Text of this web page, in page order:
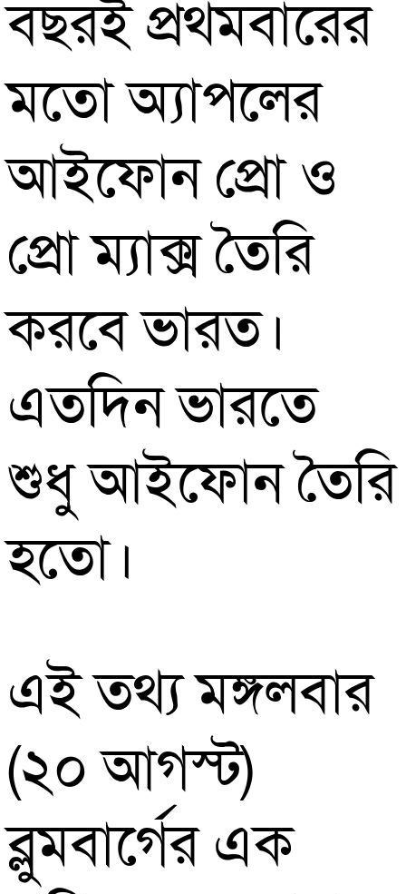
ম্যাক্স
বছরই প্রথমবারের
মতো অ্যাপলের
আইফোন প্রো ও
প্রো ম্যাক্স তৈরি
করবে ভারত।
এতদিন ভারতে
শুধু আইফোন তৈরি
হতো।
এই তথ্য মঙ্গলবার
(২০ আগস্ট)
ব্লুমবার্গের এক